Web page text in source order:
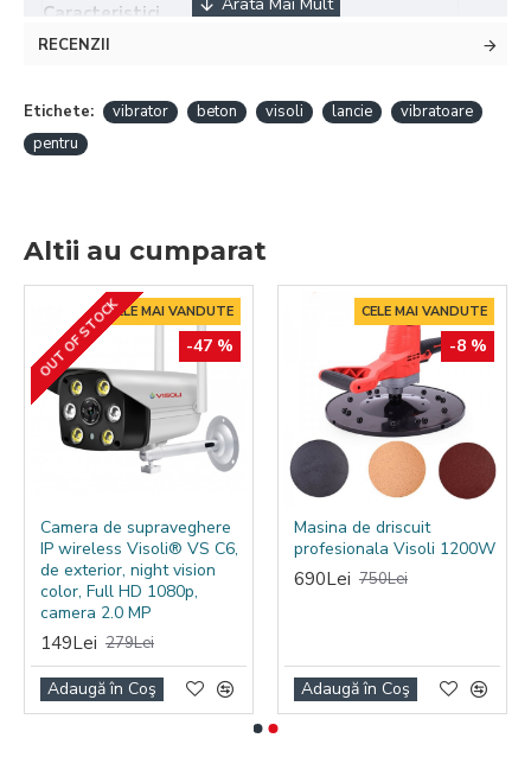
Caracteristici Detalii
Putere Motor
Greutate
Grad de protecție IP65
RECENZII
Etichete: vibrator beton visoli lancie
vibratoare
pentru
Altii au cumparat
CELE MAI VANDUTE
-47 %
OUT OF STOCK
Camera de supraveghere
IP wireless Visoli® VS C6,
de exterior, night vision
color, Full HD 1080p,
camera 2.0 MP
149Lei 279Lei
Adaugă în Coş
CELE MAI VANDUTE
-8 %
Masina de driscuit
profesionala Visoli 1200W
690Lei 750Lei
Adaugă în Coş